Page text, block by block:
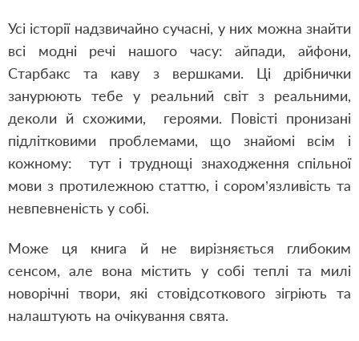
Усі історії надзвичайно сучасні, у них можна знайти
всі модні речі нашого часу: айпади, айфони,
Старбакс та каву з вершками. Ці дрібнички
занурюють тебе у реальний світ з реальними,
деколи й схожими, героями. Повісті пронизані
підлітковими проблемами, що знайомі всім і
кожному: тут і труднощі знаходження спільної
мови з протилежною статтю, і сором’язливість та
невпевненість у собі.
Може ця книга й не вирізняється глибоким
сенсом, але вона містить у собі теплі та милі
новорічні твори, які стовідсоткового зігріють та
налаштують на очікування свята.